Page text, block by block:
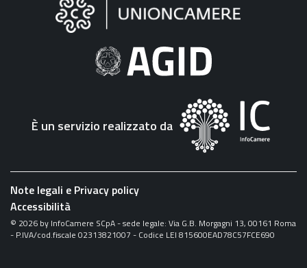
"Fattura
Elettronica"
È un servizio realizzato da
Note legali e Privacy policy
Accessibilità
© 2026 by InfoCamere SCpA - sede legale: Via G.B. Morgagni 13, 00161 Roma
- P.IVA/cod.fiscale 02313821007 - Codice LEI 815600EAD78C57FCE690